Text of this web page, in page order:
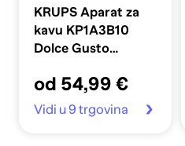
KRUPS Aparat za
kavu KP1A3B10
Dolce Gusto
bara, crna
od 54,99 €
Vidi u 9 trgovina